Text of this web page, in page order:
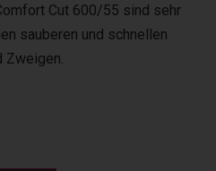
Cut 600/55 sind sehr
sauberen und schnellen
Zweigen.